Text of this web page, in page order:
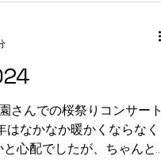
さんでの桜祭りコンサート
なかなか暖かくならなく
心配でしたが、ちゃんと